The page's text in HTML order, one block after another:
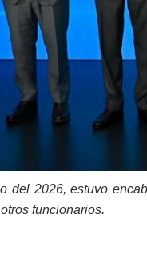
del 2026, estuvo
funcionarios.